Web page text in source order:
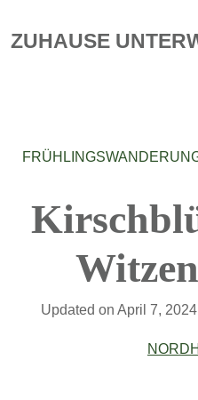
ZUHAUSE
Updated on April 7, 2024